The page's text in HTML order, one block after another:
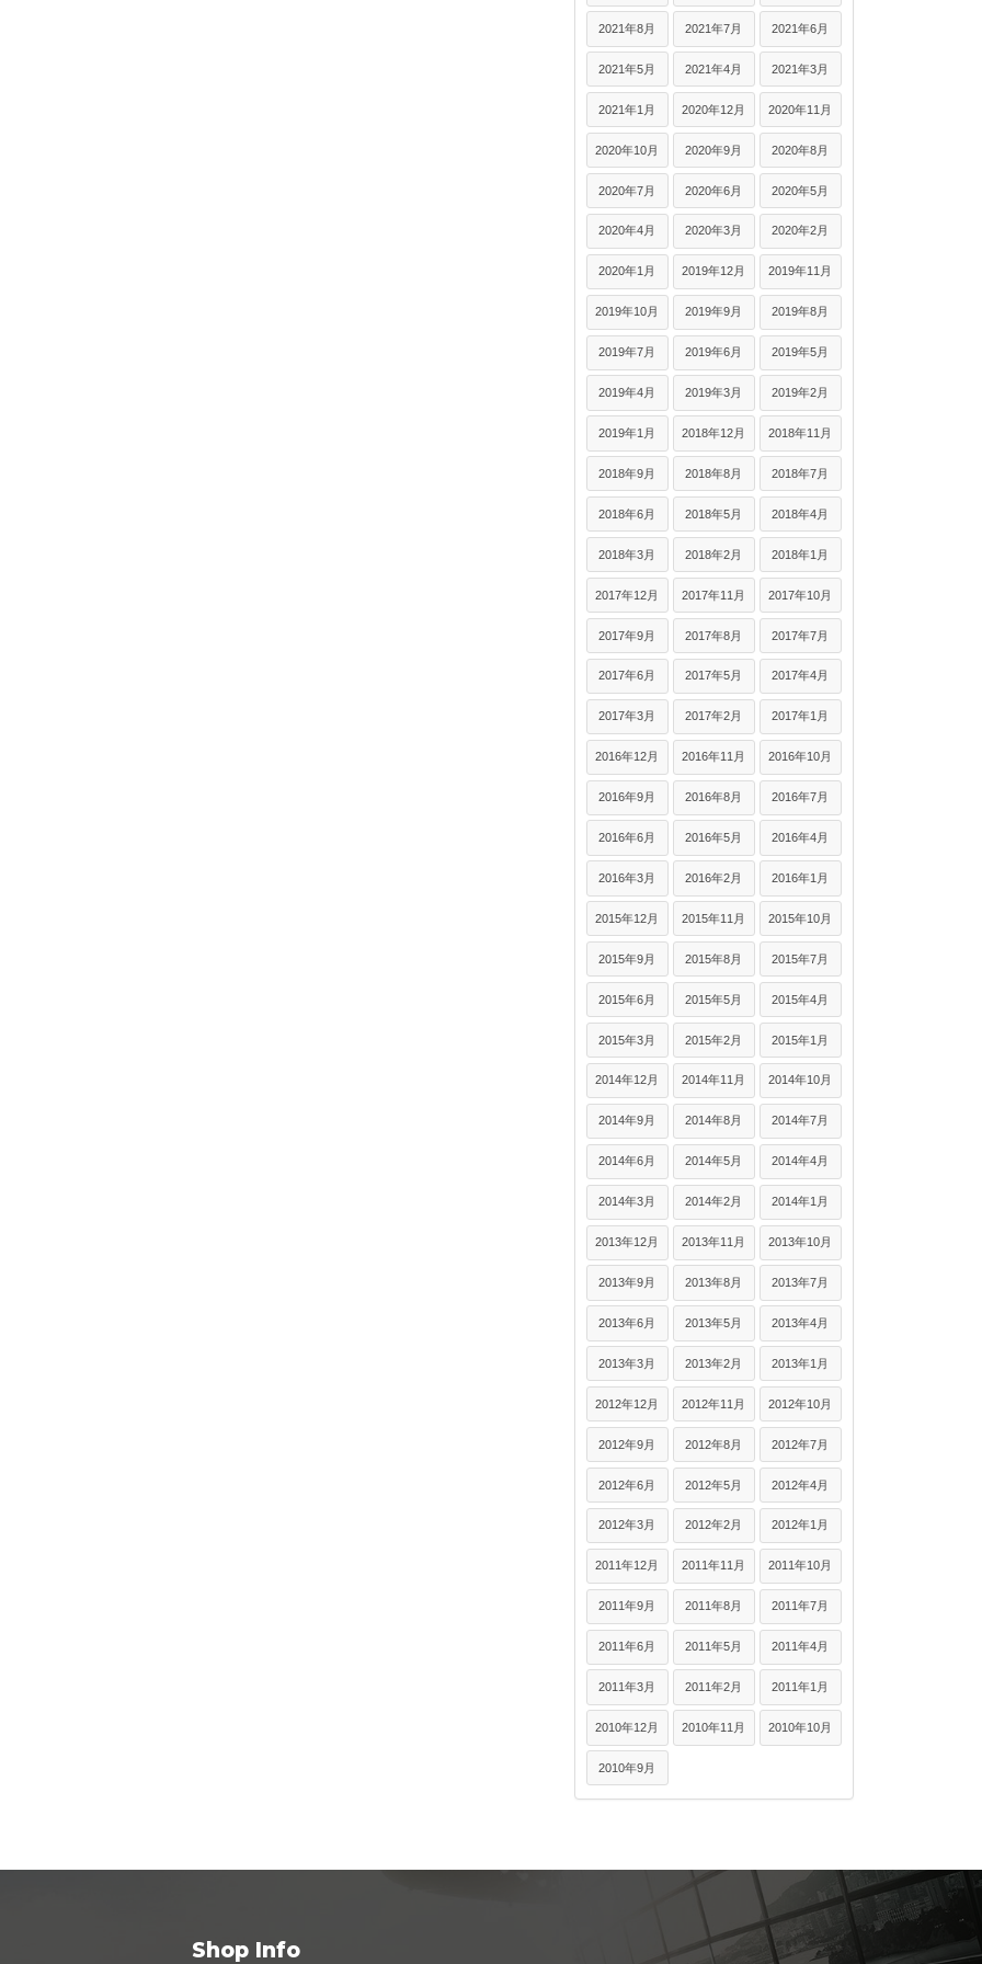
2021年8月 2021年7月 2021年6月
2021年5月 2021年4月 2021年3月
2021年1月 2020年12月 2020年11月
2020年10月 2020年9月 2020年8月
2020年7月 2020年6月 2020年5月
2020年4月 2020年3月 2020年2月
2020年1月 2019年12月 2019年11月
2019年10月 2019年9月 2019年8月
2019年7月 2019年6月 2019年5月
2019年4月 2019年3月 2019年2月
2019年1月 2018年12月 2018年11月
2018年9月 2018年8月 2018年7月
2018年6月 2018年5月 2018年4月
2018年3月 2018年2月 2018年1月
2017年12月 2017年11月 2017年10月
2017年9月 2017年8月 2017年7月
2017年6月 2017年5月 2017年4月
2017年3月 2017年2月 2017年1月
2016年12月 2016年11月 2016年10月
2016年9月 2016年8月 2016年7月
2016年6月 2016年5月 2016年4月
2016年3月 2016年2月 2016年1月
2015年12月 2015年11月 2015年10月
2015年9月 2015年8月 2015年7月
2015年6月 2015年5月 2015年4月
2015年3月 2015年2月 2015年1月
2014年12月 2014年11月 2014年10月
2014年9月 2014年8月 2014年7月
2014年6月 2014年5月 2014年4月
2014年3月 2014年2月 2014年1月
2013年12月 2013年11月 2013年10月
2013年9月 2013年8月 2013年7月
2013年6月 2013年5月 2013年4月
2013年3月 2013年2月 2013年1月
2012年12月 2012年11月 2012年10月
2012年9月 2012年8月 2012年7月
2012年6月 2012年5月 2012年4月
2012年3月 2012年2月 2012年1月
2011年12月 2011年11月 2011年10月
2011年9月 2011年8月 2011年7月
2011年6月 2011年5月 2011年4月
2011年3月 2011年2月 2011年1月
2010年12月 2010年11月 2010年10月
2010年9月
Shop Info